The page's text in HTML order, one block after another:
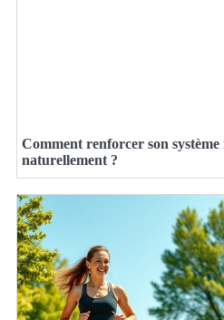
Comment renforcer son
naturellement ?